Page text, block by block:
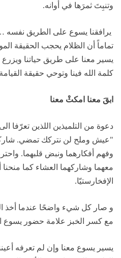
وتنبِتَ ثمرَها في أوانه.
يرافقنا يسوع على الطريق
تماماً أن الظلام يحجب الحقيقة
يسير معنا على طريق حياتنا
كلمة الله فينا وتوحي حقيقة
ابقَ معنا امكثْ معنا
دعوة من التلميذين اللذين تعرّفا
"عيش وملح لن نتركك تمضي.
وفهم أفكارهما ونبض قلبهما.
معهما وشاركهما العشاء كما
الإفخارستيّا.
و صار كل شيء واضحًا عندما أخذ
مع كسر الخبز علامة حضور يسوع
يسير يسوع معنا وإن لم تعرفه